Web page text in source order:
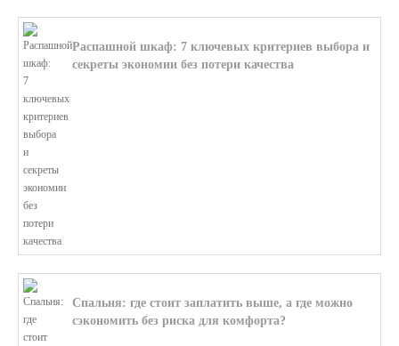
Распашной шкаф: 7 ключевых критериев выбора и
секреты экономии без потери качества
Спальня: где стоит заплатить выше, а где можно
сэкономить без риска для комфорта?